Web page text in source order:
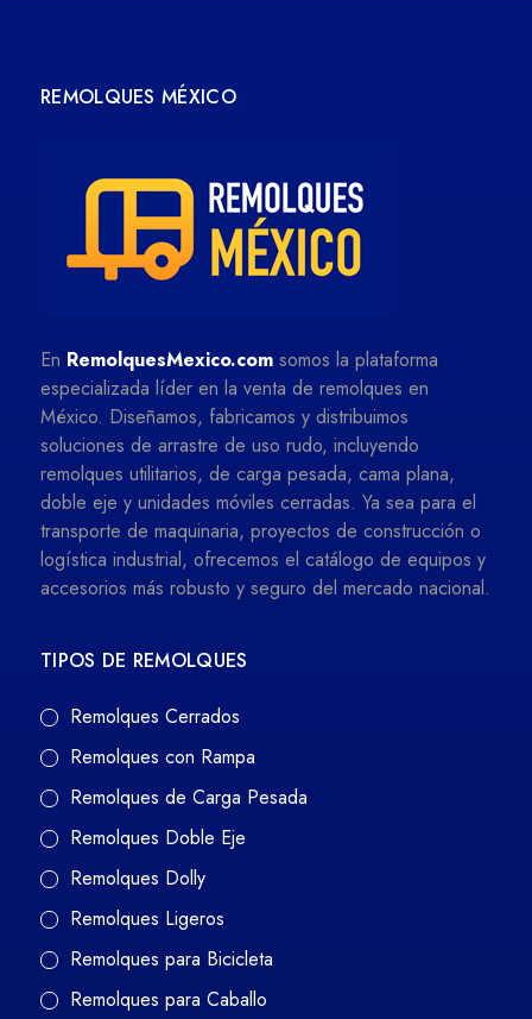
REMOLQUES MÉXICO
En RemolquesMexico.com somos la plataforma
especializada líder en la venta de remolques en
México. Diseñamos, fabricamos y distribuimos
soluciones de arrastre de uso rudo, incluyendo
remolques utilitarios, de carga pesada, cama plana,
doble eje y unidades móviles cerradas. Ya sea para el
transporte de maquinaria, proyectos de construcción o
logística industrial, ofrecemos el catálogo de equipos y
accesorios más robusto y seguro del mercado nacional.
TIPOS DE REMOLQUES
Remolques Cerrados
Remolques con Rampa
Remolques de Carga Pesada
Remolques Doble Eje
Remolques Dolly
Remolques Ligeros
Remolques para Bicicleta
Remolques para Caballo